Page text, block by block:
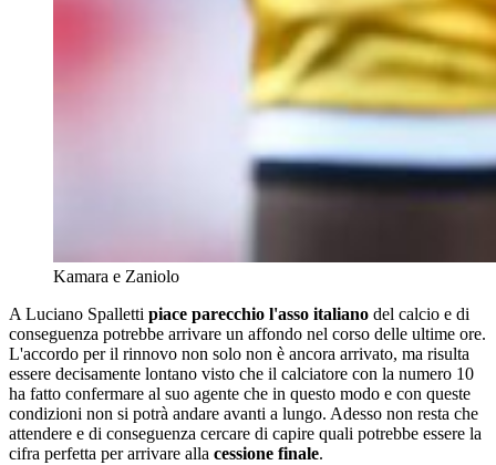
Kamara e Zaniolo
A Luciano Spalletti piace parecchio l'asso italiano del calcio e di
conseguenza potrebbe arrivare un affondo nel corso delle ultime ore.
L'accordo per il rinnovo non solo non è ancora arrivato, ma risulta
essere decisamente lontano visto che il calciatore con la numero 10
ha fatto confermare al suo agente che in questo modo e con queste
condizioni non si potrà andare avanti a lungo. Adesso non resta che
attendere e di conseguenza cercare di capire quali potrebbe essere la
cifra perfetta per arrivare alla cessione finale.